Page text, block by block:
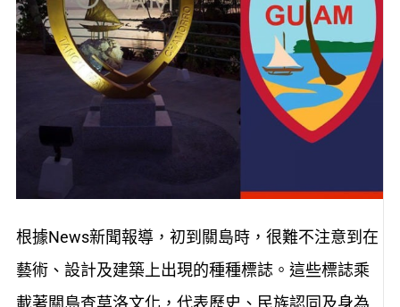
根據News新聞報導，初到關島時，很難不注意到在
藝術、設計及建築上出現的種種標誌。這些標誌乘